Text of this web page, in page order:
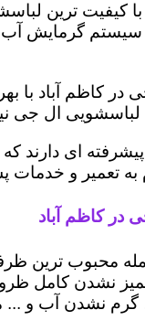
کیفیت ترین
گرمایش
در کاظم آباد با
ال جی
ای دارند
تعمیر و خدمات
در کاظم آباد
محبوب ترین
نشدن کامل
گرم نشدن آب و ...